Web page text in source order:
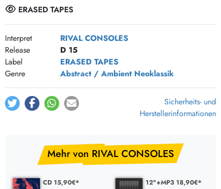
ERASED TAPES
Interpret
RIVAL CONSOLES
Release
D 15
Label
ERASED TAPES
Genre
Abstract / Ambient Neoklassik
Sicherheits- und
Herstellerinformationen
Mehr von RIVAL CONSOLES
CD 15,90€*
12"+MP3 18,90€*